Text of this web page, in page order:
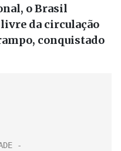
o Brasil
da circulação
conquistado